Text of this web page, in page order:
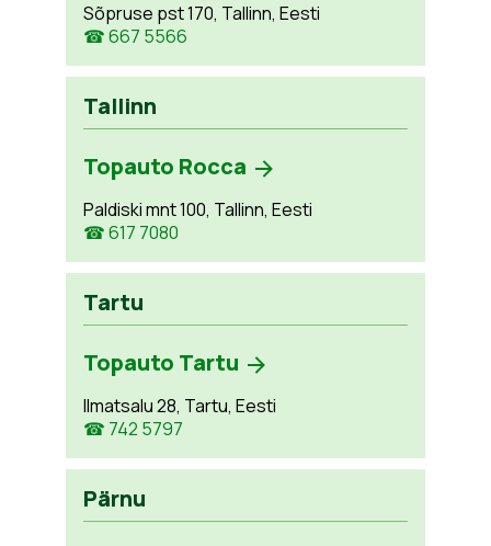
Sõpruse pst 170, Tallinn, Eesti
☎ 667 5566
Tallinn
Topauto Rocca
Paldiski mnt 100, Tallinn, Eesti
☎ 617 7080
Tartu
Topauto Tartu
Ilmatsalu 28, Tartu, Eesti
☎ 742 5797
Pärnu